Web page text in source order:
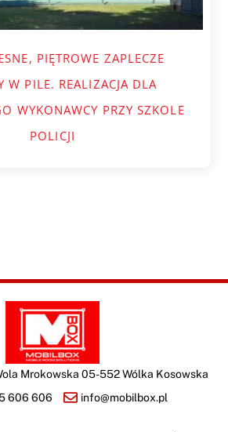
PIĘTROWE ZAPLECZE
W PILE. REALIZACJA DLA
WYKONAWCY PRZY SZKOLE
POLICJI
Mrokowska 05-552 Wólka Kosowska
606 606
info@mobilbox.pl